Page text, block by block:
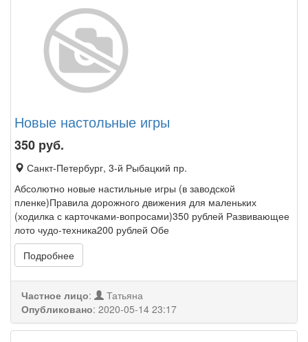
Новые настольные игры
350 руб.
Санкт-Петербург, 3-й Рыбацкий пр.
Абсолютно новые настильные игры (в заводской
пленке)Правила дорожного движения для маленьких
(ходилка с карточками-вопросами)350 рублей Развивающее
лото чудо-техника200 рублей Обе
Подробнее
Частное лицо:
Татьяна
Опубликовано: 2020-05-14 23:17